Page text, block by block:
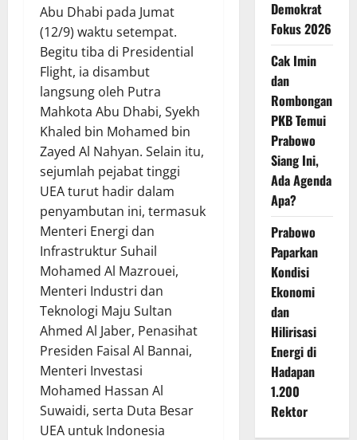
Abu Dhabi pada Jumat
(12/9) waktu setempat.
Begitu tiba di Presidential
Flight, ia disambut
langsung oleh Putra
Mahkota Abu Dhabi, Syekh
Khaled bin Mohamed bin
Zayed Al Nahyan. Selain itu,
sejumlah pejabat tinggi
UEA turut hadir dalam
penyambutan ini, termasuk
Menteri Energi dan
Infrastruktur Suhail
Mohamed Al Mazrouei,
Menteri Industri dan
Teknologi Maju Sultan
Ahmed Al Jaber, Penasihat
Presiden Faisal Al Bannai,
Menteri Investasi
Mohamed Hassan Al
Suwaidi, serta Duta Besar
UEA untuk Indonesia
Demokrat
Fokus 2026
Cak Imin
dan
Rombongan
PKB Temui
Prabowo
Siang Ini,
Ada Agenda
Apa?
Prabowo
Paparkan
Kondisi
Ekonomi
dan
Hilirisasi
Energi di
Hadapan
1.200
Rektor